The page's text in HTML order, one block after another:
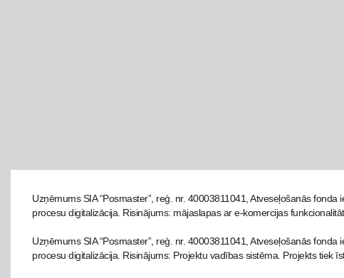
Uzņēmums SIA “Posmaster”, reģ. nr. 40003811041, Atveseļošanās
procesu digitalizācija. Risinājums: mājaslapas ar e-komercijas
Uzņēmums SIA “Posmaster”, reģ. nr. 40003811041, Atveseļošanās
procesu digitalizācija. Risinājums: Projektu vadības sistēma. Projekts tiek